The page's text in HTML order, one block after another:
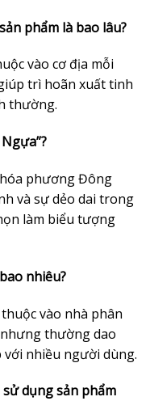
phẩm là bao lâu?
vào cơ địa mỗi
trì hoãn xuất tinh
thường.
phương Đông
và sự dẻo dai trong
làm biểu tượng
nhiêu?
vào nhà phân
thường dao
nhiều người dùng.
dụng sản phẩm